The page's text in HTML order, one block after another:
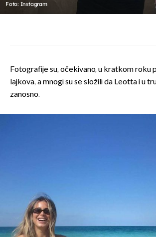
Foto: Instagram
Fotografije su, očekivano, u kratkom roku
lajkova, a mnogi su se složili da Leotta i u
zanosno.